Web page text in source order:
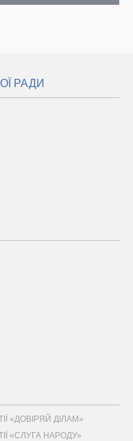
РАДИ
«ДОВІРЯЙ ДІЛАМ»
«СЛУГА НАРОДУ»